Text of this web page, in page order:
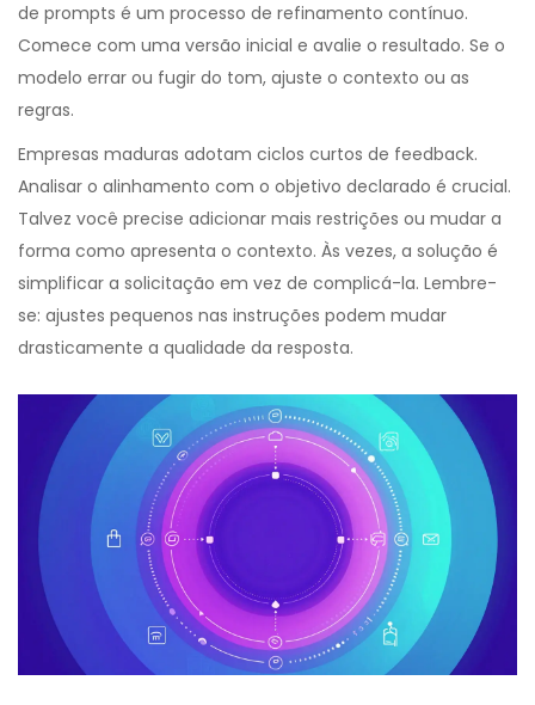
de prompts é um processo de refinamento contínuo.
Comece com uma versão inicial e avalie o resultado. Se o
modelo errar ou fugir do tom, ajuste o contexto ou as
regras.
Empresas maduras adotam ciclos curtos de feedback.
Analisar o alinhamento com o objetivo declarado é crucial.
Talvez você precise adicionar mais restrições ou mudar a
forma como apresenta o contexto. Às vezes, a solução é
simplificar a solicitação em vez de complicá-la. Lembre-
se: ajustes pequenos nas instruções podem mudar
drasticamente a qualidade da resposta.